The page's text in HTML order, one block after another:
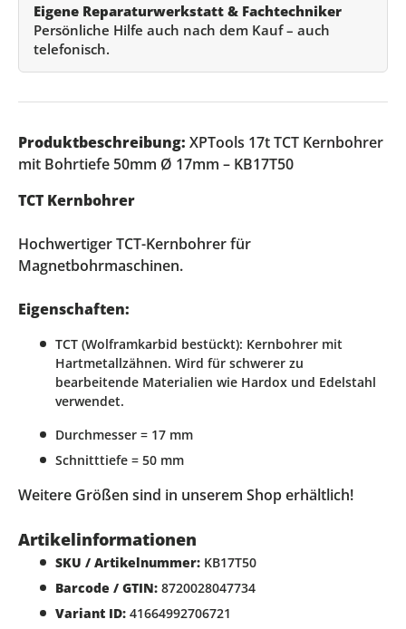
Eigene Reparaturwerkstatt & Fachtechniker
Persönliche Hilfe auch nach dem Kauf – auch
telefonisch.
Produktbeschreibung: XPTools 17t TCT Kernbohrer
mit Bohrtiefe 50mm Ø 17mm – KB17T50
TCT Kernbohrer
Hochwertiger TCT-Kernbohrer für
Magnetbohrmaschinen.
Eigenschaften:
TCT (Wolframkarbid bestückt): Kernbohrer mit
Hartmetallzähnen. Wird für schwerer zu
bearbeitende Materialien wie Hardox und Edelstahl
verwendet.
Durchmesser = 17 mm
Schnitttiefe = 50 mm
Weitere Größen sind in unserem Shop erhältlich!
Artikelinformationen
SKU / Artikelnummer: KB17T50
Barcode / GTIN: 8720028047734
Variant ID: 41664992706721